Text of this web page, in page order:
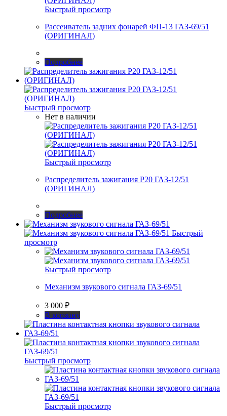
Быстрый просмотр
Рассеиватель задних фонарей ФП-13 ГАЗ-69/51
(ОРИГИНАЛ)
Подробнее
Быстрый просмотр
Нет в наличии
Быстрый просмотр
Распределитель зажигания Р20 ГАЗ-12/51
(ОРИГИНАЛ)
Подробнее
Быстрый
просмотр
Быстрый просмотр
Механизм звукового сигнала ГАЗ-69/51
3 000 ₽
В корзину
Быстрый просмотр
Быстрый просмотр